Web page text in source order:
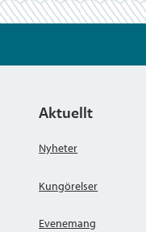
Aktuellt
Nyheter
Kungörelser
Evenemang